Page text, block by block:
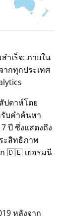
ำเร็จ: ภายใน
ากทุกประเทศ
ปดาห์โดย
รับคำค้นหา
7 ปี ซึ่งแสดงถึง
ะสิทธิภาพ
ก 🇩🇪 เยอรมนี
หลังจาก